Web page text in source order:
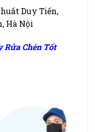
Duy Tiến,
Hà Nội
Rửa Chén Tốt